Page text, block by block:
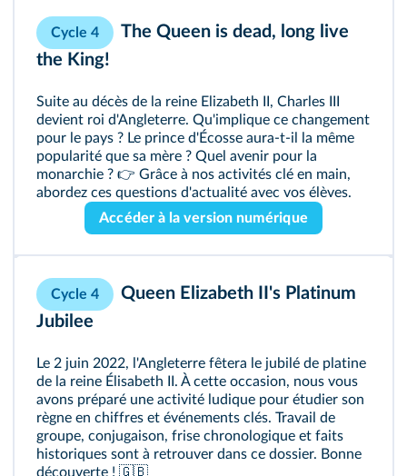
Cycle 4
The Queen is dead, long live
the King!
Suite au décès de la reine Elizabeth II, Charles III
devient roi d'Angleterre. Qu'implique ce changement
pour le pays ? Le prince d'Écosse aura-t-il la même
popularité que sa mère ? Quel avenir pour la
monarchie ? 👉 Grâce à nos activités clé en main,
abordez ces questions d'actualité avec vos élèves.
Accéder à la version numérique
Cycle 4
Queen Elizabeth II's Platinum
Jubilee
Le 2 juin 2022, l'Angleterre fêtera le jubilé de platine
de la reine Élisabeth II. À cette occasion, nous vous
avons préparé une activité ludique pour étudier son
règne en chiffres et événements clés. Travail de
groupe, conjugaison, frise chronologique et faits
historiques sont à retrouver dans ce dossier. Bonne
découverte ! 🇬🇧